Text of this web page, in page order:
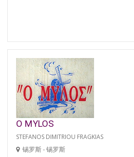
O MYLOS
STEFANOS DIMITRIOU FRAGKIAS
锡罗斯 - 锡罗斯